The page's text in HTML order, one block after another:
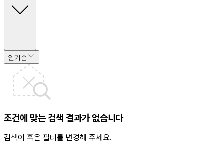
인기순
조건에 맞는 검색 결과가 없습니다
검색어 혹은 필터를 변경해 주세요.